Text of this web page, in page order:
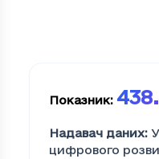
Показник:
Надавач даних:
цифрового